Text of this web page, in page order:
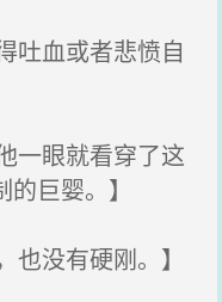
吐血或者悲愤自
一眼就看穿了这
巨婴。】
没有硬刚。】